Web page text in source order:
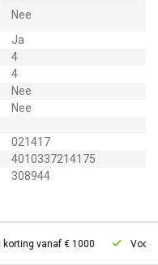
Nee
Ja
4
4
Nee
Nee
021417
4010337214175
308944
vanaf € 1000 Voor